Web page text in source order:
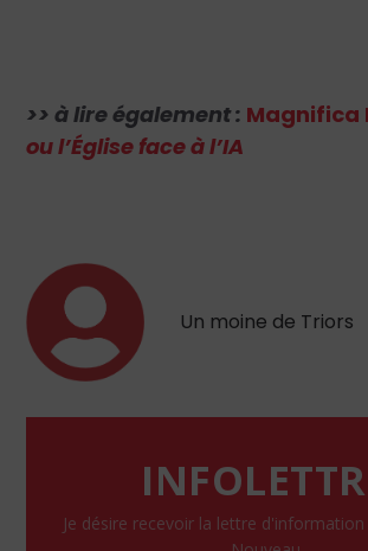
>> à lire également : Magnifica
ou l’Église face à l’IA
Un moine de Triors
Je désire recevoir la lettre